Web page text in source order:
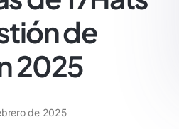
de
2025
de 2025